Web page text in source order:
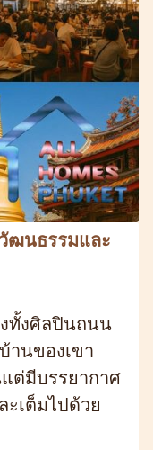
วัฒนธรรมและ
ทั้งศิลปินถนน
านของเขา
ต่มีบรรยากาศ
เต็มไปด้วย